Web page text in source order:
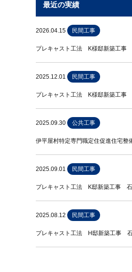
最近の実績
2026.04.15 民間工事
プレキャスト工法 K様邸新築工事
2025.12.01 民間工事
プレキャスト工法 K様邸新築工事
2025.09.30 公共工事
伊平屋村特定専門職定住促進住宅整
2025.09.01 民間工事
プレキャスト工法 K邸新築工事
2025.08.12 民間工事
プレキャスト工法 H邸新築工事